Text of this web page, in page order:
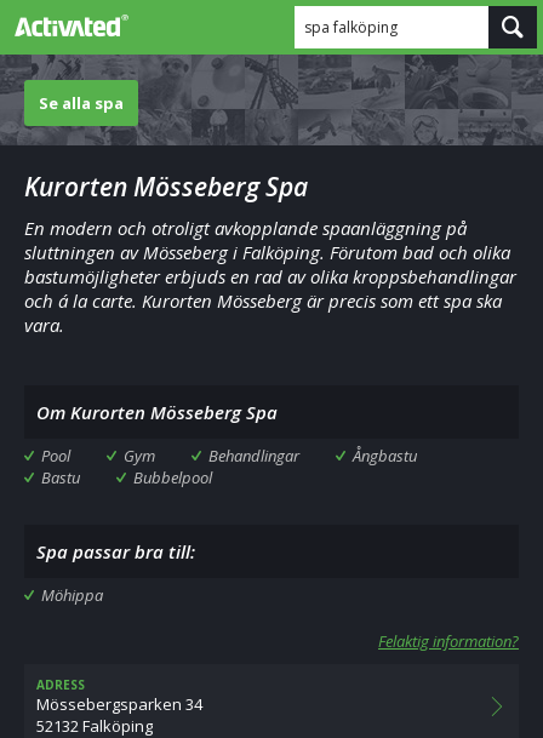
spa falköping
Se alla spa
Kurorten Mösseberg Spa
En modern och otroligt avkopplande spaanläggning på
sluttningen av Mösseberg i Falköping. Förutom bad och olika
bastumöjligheter erbjuds en rad av olika kroppsbehandlingar
och á la carte. Kurorten Mösseberg är precis som ett spa ska
vara.
Om Kurorten Mösseberg Spa
Pool Gym Behandlingar
Ångbastu
Bastu
Bubbelpool
Spa passar bra till:
Möhippa
Felaktig information?
ADRESS
Mössebergsparken 34
52132 Falköping